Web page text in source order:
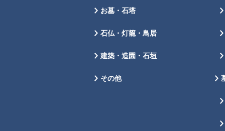
お墓・石塔
石仏・灯籠・鳥居
建築・造園・石垣
その他